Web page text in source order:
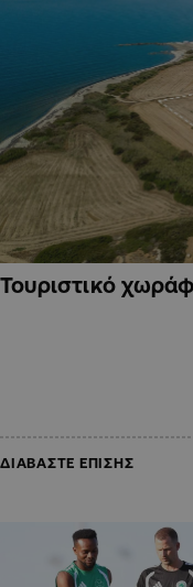
Τουριστικό
ΔΙΑΒΑΣΤΕ ΕΠΙΣΗΣ